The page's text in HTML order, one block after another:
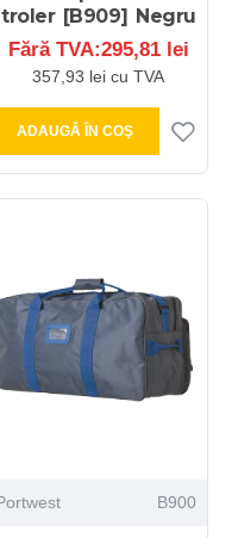
troler [B909] Negru
Fără TVA:295,81 lei
357,93 lei cu TVA
ADAUGĂ ÎN COŞ
B900